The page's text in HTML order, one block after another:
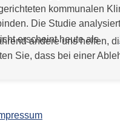
kommunalen
Die Studie
erscheint heute als
andere uns helfen,
Sie, dass bei einer